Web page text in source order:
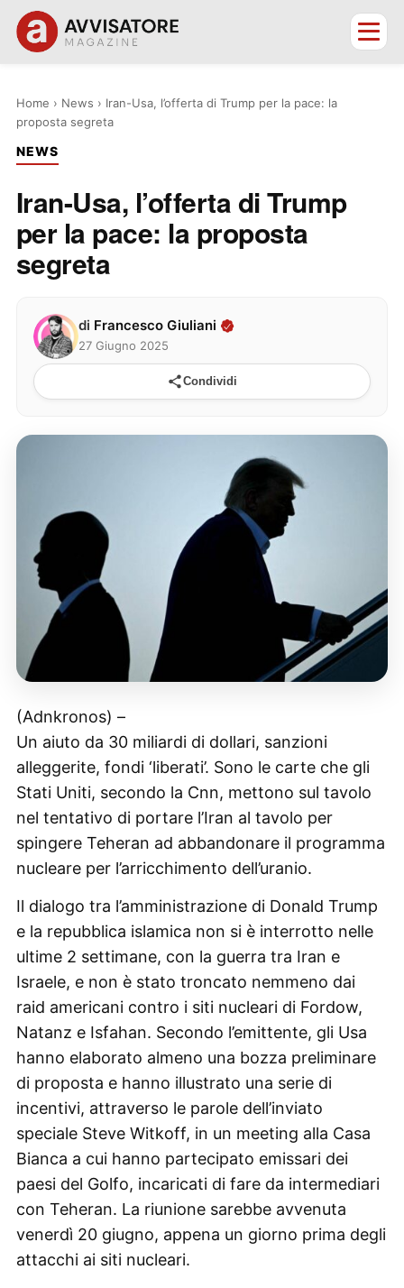
Home › News › Iran-Usa, l’offerta di Trump per la pace: la
proposta segreta
NEWS
Iran-Usa, l’offerta di Trump
per la pace: la proposta
segreta
di Francesco Giuliani
27 Giugno 2025
Condividi
(Adnkronos) –
Un aiuto da 30 miliardi di dollari, sanzioni
alleggerite, fondi ‘liberati’. Sono le carte che gli
Stati Uniti, secondo la Cnn, mettono sul tavolo
nel tentativo di portare l’Iran al tavolo per
spingere Teheran ad abbandonare il programma
nucleare per l’arricchimento dell’uranio.
Il dialogo tra l’amministrazione di Donald Trump
e la repubblica islamica non si è interrotto nelle
ultime 2 settimane, con la guerra tra Iran e
Israele, e non è stato troncato nemmeno dai
raid americani contro i siti nucleari di Fordow,
Natanz e Isfahan. Secondo l’emittente, gli Usa
hanno elaborato almeno una bozza preliminare
di proposta e hanno illustrato una serie di
incentivi, attraverso le parole dell’inviato
speciale Steve Witkoff, in un meeting alla Casa
Bianca a cui hanno partecipato emissari dei
paesi del Golfo, incaricati di fare da intermediari
con Teheran. La riunione sarebbe avvenuta
venerdì 20 giugno, appena un giorno prima degli
attacchi ai siti nucleari.